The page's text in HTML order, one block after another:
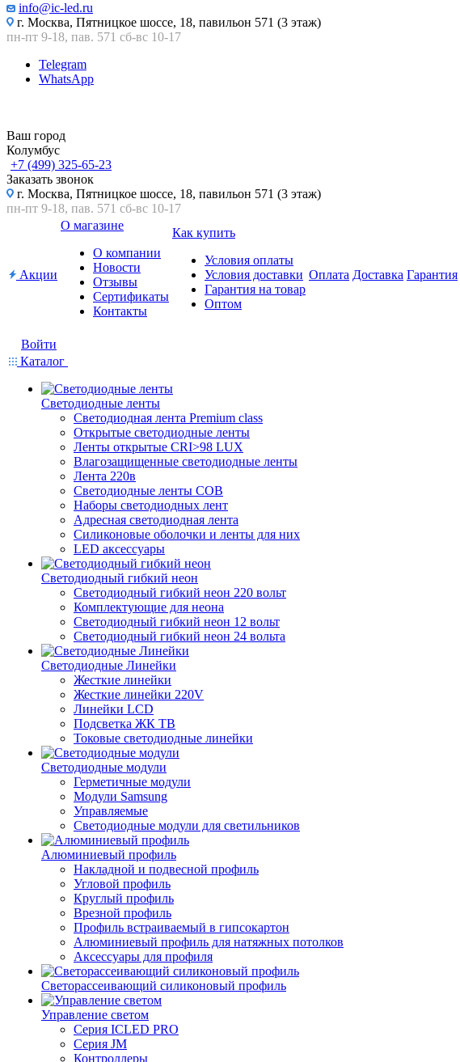
info@ic-led.ru
г. Москва, Пятницкое шоссе, 18, павильон 571 (3 этаж)
пн-пт 9-18, пав. 571 сб-вс 10-17
Telegram
WhatsApp
Ваш город
Колумбус
+7 (499) 325-65-23
Заказать звонок
г. Москва, Пятницкое шоссе, 18, павильон 571 (3 этаж)
пн-пт 9-18, пав. 571 сб-вс 10-17
Акции
О магазине
О компании
Новости
Отзывы
Сертификаты
Контакты
Как купить
Условия оплаты
Условия доставки
Гарантия на товар
Оптом
Оплата Доставка Гарантия
Войти
Каталог
Светодиодные ленты
Светодиодная лента Premium class
Открытые светодиодные ленты
Ленты открытые CRI>98 LUX
Влагозащищенные светодиодные ленты
Лента 220в
Светодиодные ленты COB
Наборы светодиодных лент
Адресная светодиодная лента
Силиконовые оболочки и ленты для них
LED аксессуары
Светодиодный гибкий неон
Светодиодный гибкий неон 220 вольт
Комплектующие для неона
Светодиодный гибкий неон 12 вольт
Светодиодный гибкий неон 24 вольта
Светодиодные Линейки
Жесткие линейки
Жесткие линейки 220V
Линейки LCD
Подсветка ЖК ТВ
Токовые светодиодные линейки
Светодиодные модули
Герметичные модули
Модули Samsung
Управляемые
Светодиодные модули для светильников
Алюминиевый профиль
Накладной и подвесной профиль
Угловой профиль
Круглый профиль
Врезной профиль
Профиль встраиваемый в гипсокартон
Алюминиевый профиль для натяжных потолков
Аксессуары для профиля
Светорассеивающий силиконовый профиль
Управление светом
Серия ICLED PRO
Серия JM
Контроллеры